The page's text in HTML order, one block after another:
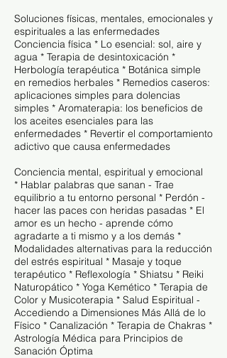
Soluciones físicas, mentales, emocionales y
espirituales a las enfermedades
Conciencia física * Lo esencial: sol, aire y
agua * Terapia de desintoxicación *
Herbología terapéutica * Botánica simple
en remedios herbales * Remedios caseros:
aplicaciones simples para dolencias
simples * Aromaterapia: los beneficios de
los aceites esenciales para las
enfermedades * Revertir el comportamiento
adictivo que causa enfermedades
Conciencia mental, espiritual y emocional
* Hablar palabras que sanan - Trae
equilibrio a tu entorno personal * Perdón -
hacer las paces con heridas pasadas * El
amor es un hecho - aprende cómo
agradarte a ti mismo y a los demás *
Modalidades alternativas para la reducción
del estrés espiritual * Masaje y toque
terapéutico * Reflexología * Shiatsu * Reiki
Naturopático * Yoga Kemético * Terapia de
Color y Musicoterapia * Salud Espiritual -
Accediendo a Dimensiones Más Allá de lo
Físico * Canalización * Terapia de Chakras *
Astrología Médica para Principios de
Sanación Óptima